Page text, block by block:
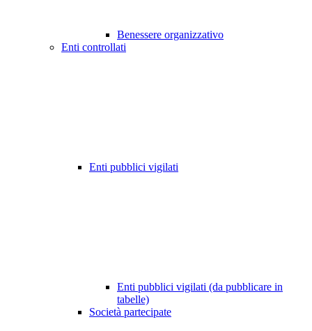
Benessere organizzativo
Enti controllati
Enti pubblici vigilati
Enti pubblici vigilati (da pubblicare in
tabelle)
Società partecipate